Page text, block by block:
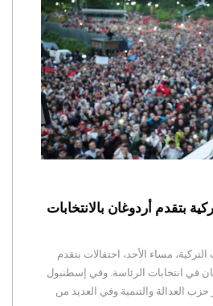
بتقدم أردوغان بالانتخابات
مساء الأحد، احتفالات بتقدم
في انتخابات الرئاسة. وفي إسطنبول
العدالة والتنمية وفي العديد من